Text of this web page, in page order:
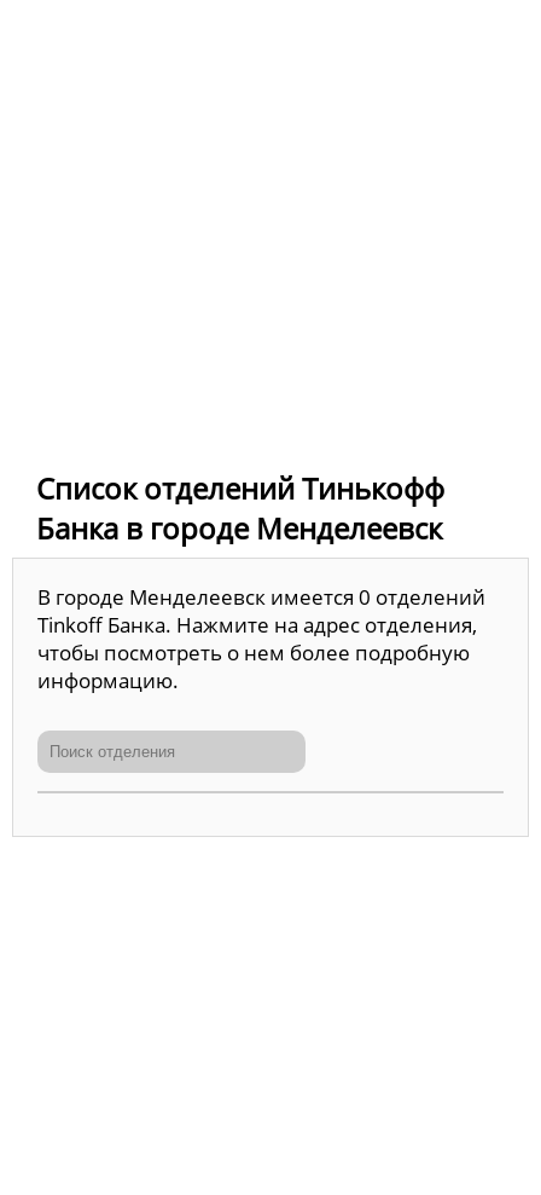
Список отделений Тинькофф
Банка в городе Менделеевск
В городе Менделеевск имеется 0 отделений
Tinkoff Банка. Нажмите на адрес отделения,
чтобы посмотреть о нем более подробную
информацию.